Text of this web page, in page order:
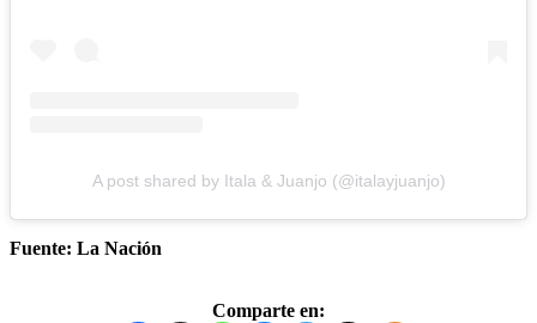
A post shared by Itala & Juanjo (@italayjuanjo)
Fuente: La Nación
Comparte en: